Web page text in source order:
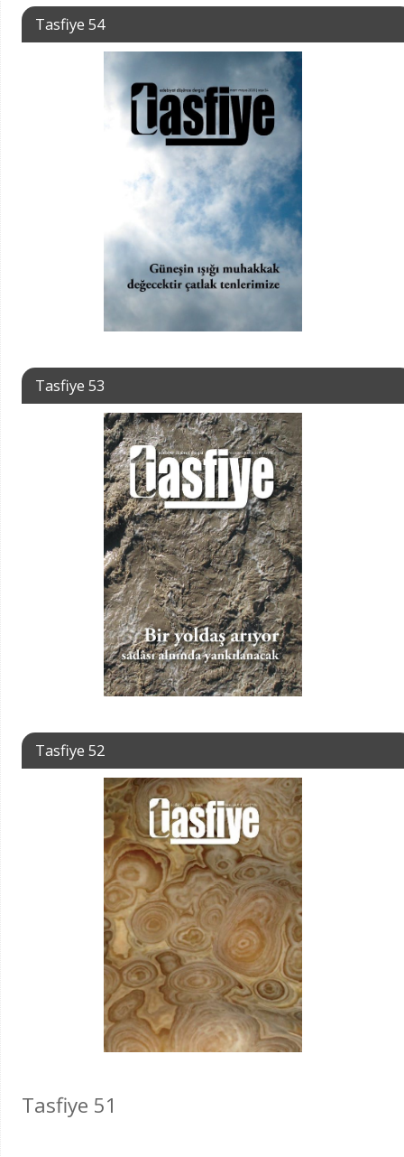
Tasfiye 54
Tasfiye 53
Tasfiye 52
Tasfiye 51